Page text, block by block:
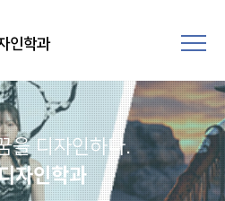
인학과
을 디자인하다.
자인학과